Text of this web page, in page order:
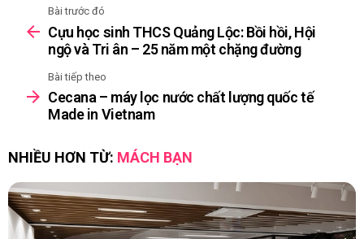
more
Bài trước đó
Cựu học sinh THCS Quảng Lộc: Bồi hồi, Hội
ngộ và Tri ân – 25 năm một chặng đường
Bài tiếp theo
Cecana – máy lọc nước chất lượng quốc tế
Made in Vietnam
NHIỀU HƠN TỪ: MÁCH BẠN